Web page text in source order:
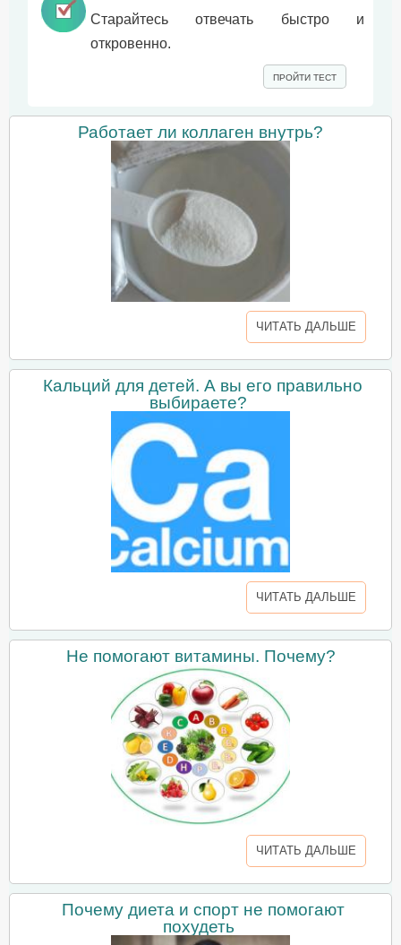
Старайтесь отвечать быстро и
откровенно.
ПРОЙТИ ТЕСТ
Работает ли коллаген внутрь?
ЧИТАТЬ ДАЛЬШЕ
Кальций для детей. А вы его правильно
выбираете?
ЧИТАТЬ ДАЛЬШЕ
Не помогают витамины. Почему?
ЧИТАТЬ ДАЛЬШЕ
Почему диета и спорт не помогают
похудеть